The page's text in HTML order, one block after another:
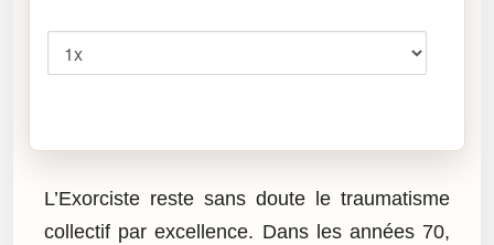
L’Exorciste reste sans doute le traumatisme
collectif par excellence. Dans les années 70,